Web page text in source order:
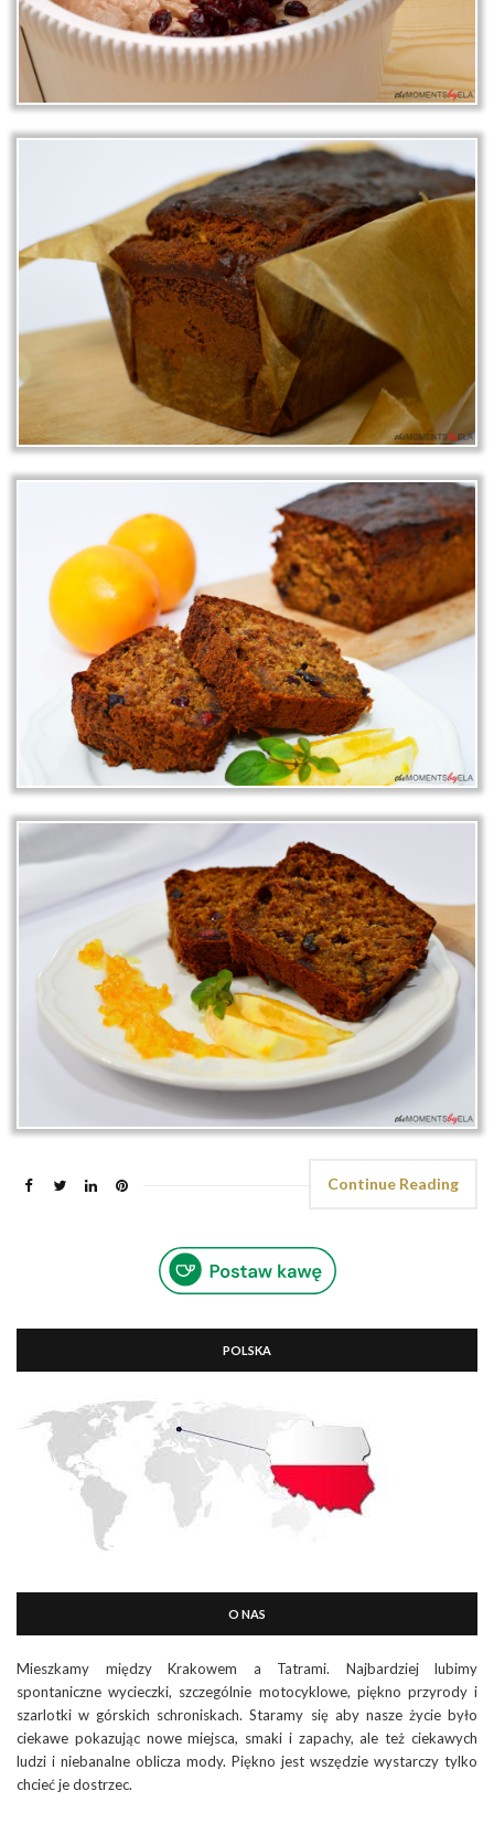
Continue Reading
POLSKA
O NAS
Mieszkamy między Krakowem a Tatrami. Najbardziej lubimy
spontaniczne wycieczki, szczególnie motocyklowe, piękno przyrody i
szarlotki w górskich schroniskach. Staramy się aby nasze życie było
ciekawe pokazując nowe miejsca, smaki i zapachy, ale też ciekawych
ludzi i niebanalne oblicza mody. Piękno jest wszędzie wystarczy tylko
chcieć je dostrzec.